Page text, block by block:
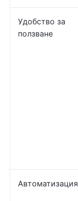
Удобство за
ползване
Автоматизация